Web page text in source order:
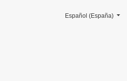
La trayectoria
Cambiar el idioma. El
Español (España)